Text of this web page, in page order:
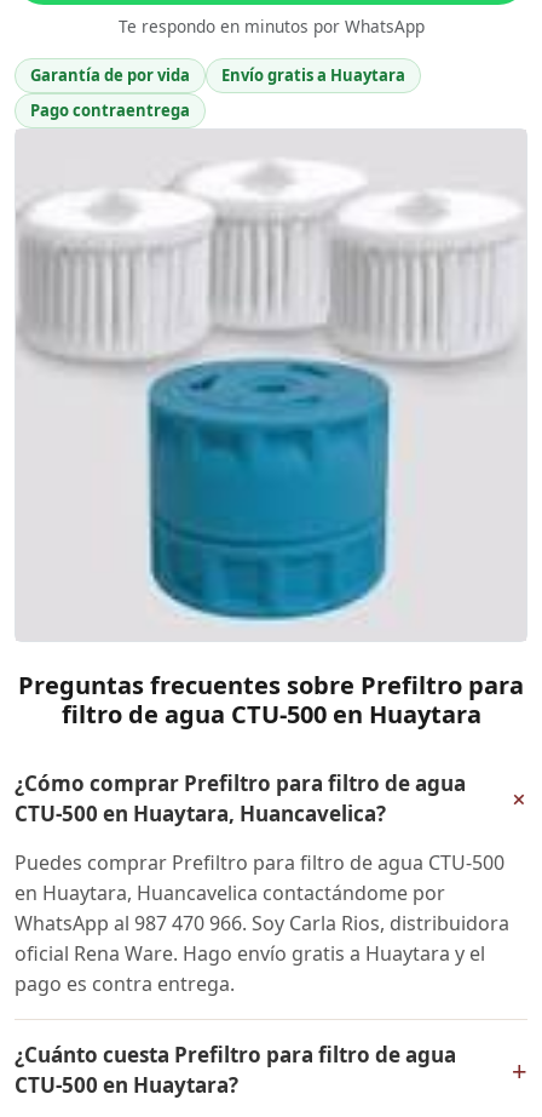
Te respondo en minutos por WhatsApp
Garantía de por vida
Envío gratis a Huaytara
Pago contraentrega
Preguntas frecuentes sobre Prefiltro para
filtro de agua CTU-500 en Huaytara
¿Cómo comprar Prefiltro para filtro de agua
CTU-500 en Huaytara, Huancavelica?
+
Puedes comprar Prefiltro para filtro de agua CTU-500
en Huaytara, Huancavelica contactándome por
WhatsApp al 987 470 966. Soy Carla Rios, distribuidora
oficial Rena Ware. Hago envío gratis a Huaytara y el
pago es contra entrega.
¿Cuánto cuesta Prefiltro para filtro de agua
CTU-500 en Huaytara?
+